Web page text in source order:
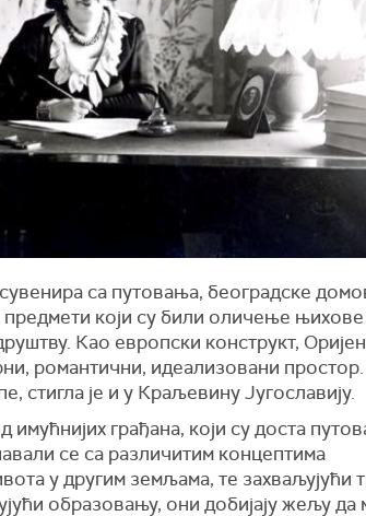
са путовања, београдске
предмети који су били оличење њихове
Као европски конструкт,
романтични, идеализовани
стигла је и у Краљевину Југославију.
грађана, који су доста
се са различитим концептима
у другим земљама, те захваљујући
образовању, они добијају жељу да